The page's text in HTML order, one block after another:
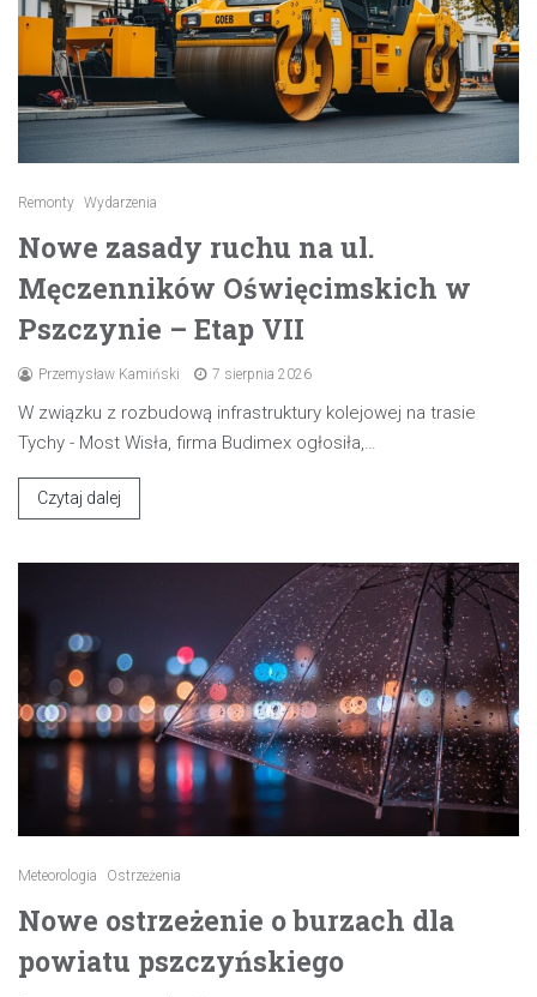
Remonty Wydarzenia
Nowe zasady ruchu na ul.
Męczenników Oświęcimskich w
Pszczynie – Etap VII
Przemysław Kamiński 7 sierpnia 2026
W związku z rozbudową infrastruktury kolejowej na trasie
Tychy - Most Wisła, firma Budimex ogłosiła,…
Czytaj dalej
Meteorologia Ostrzeżenia
Nowe ostrzeżenie o burzach dla
powiatu pszczyńskiego